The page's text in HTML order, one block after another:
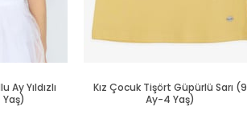
Ay Yıldızlı
Yaş)
Kız Çocuk Tişört Güpürlü Sarı (9
Ay-4 Yaş)